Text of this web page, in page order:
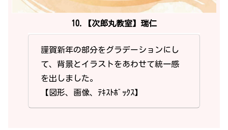
10.【次郎丸教室】瑞仁
謹賀新年の部分をグラデーションにし
て、背景とイラストをあわせて統一感
を出しました。
【図形、画像、ﾃｷｽﾄﾎﾞｯｸｽ】